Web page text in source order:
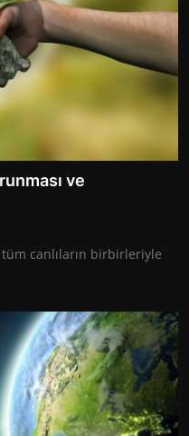
ve
canlıların birbirleriyle